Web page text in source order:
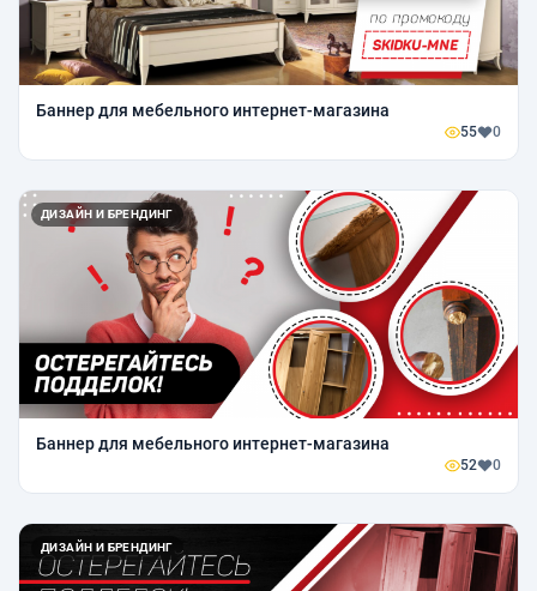
Баннер для мебельного интернет-магазина
55 0
ДИЗАЙН И БРЕНДИНГ
Баннер для мебельного интернет-магазина
52 0
ДИЗАЙН И БРЕНДИНГ